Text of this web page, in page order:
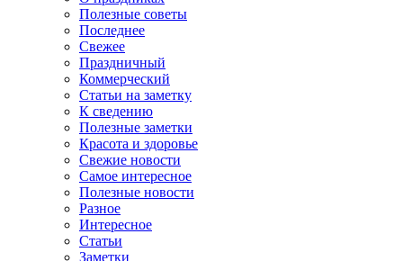
Полезные советы
Последнее
Свежее
Праздничный
Коммерческий
Статьи на заметку
К сведению
Полезные заметки
Красота и здоровье
Свежие новости
Самое интересное
Полезные новости
Разное
Интересное
Статьи
Заметки